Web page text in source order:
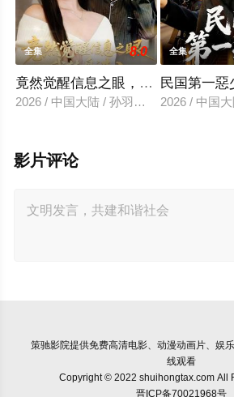
全集 8.0
竟然觉醒信息之眼，我转身进入反派
2026 / 中国大陆 / 孙羽中＆廖澜
全集
民国第一惡
2026 / 中国
影片评论
策驰影院提供免费高清电影、动漫动画片、娱
线观看
Copyright © 2022 shuihongtax.com All
晋ICP备70021968号